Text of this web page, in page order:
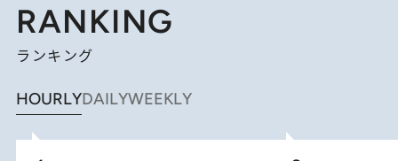
RANKING
ランキング
HOURLYDAILYWEEKLY